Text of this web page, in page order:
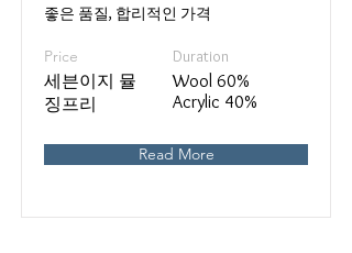
좋은 품질, 합리적인 가격
Price
세븐이지 뮬
징프리
Duration
Wool 60%
Acrylic 40%
Read More